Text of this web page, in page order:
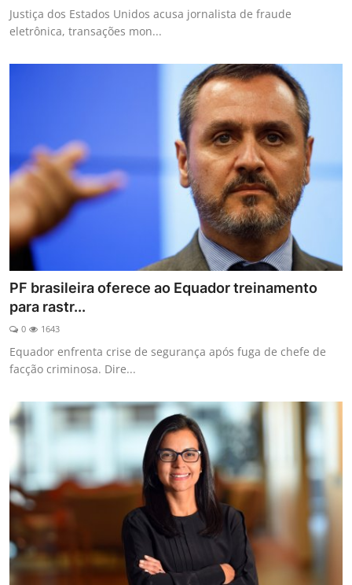
Justiça dos Estados Unidos acusa jornalista de fraude
eletrônica, transações mon...
PF brasileira oferece ao Equador treinamento
para rastr...
0 1643
Equador enfrenta crise de segurança após fuga de chefe de
facção criminosa. Dire...